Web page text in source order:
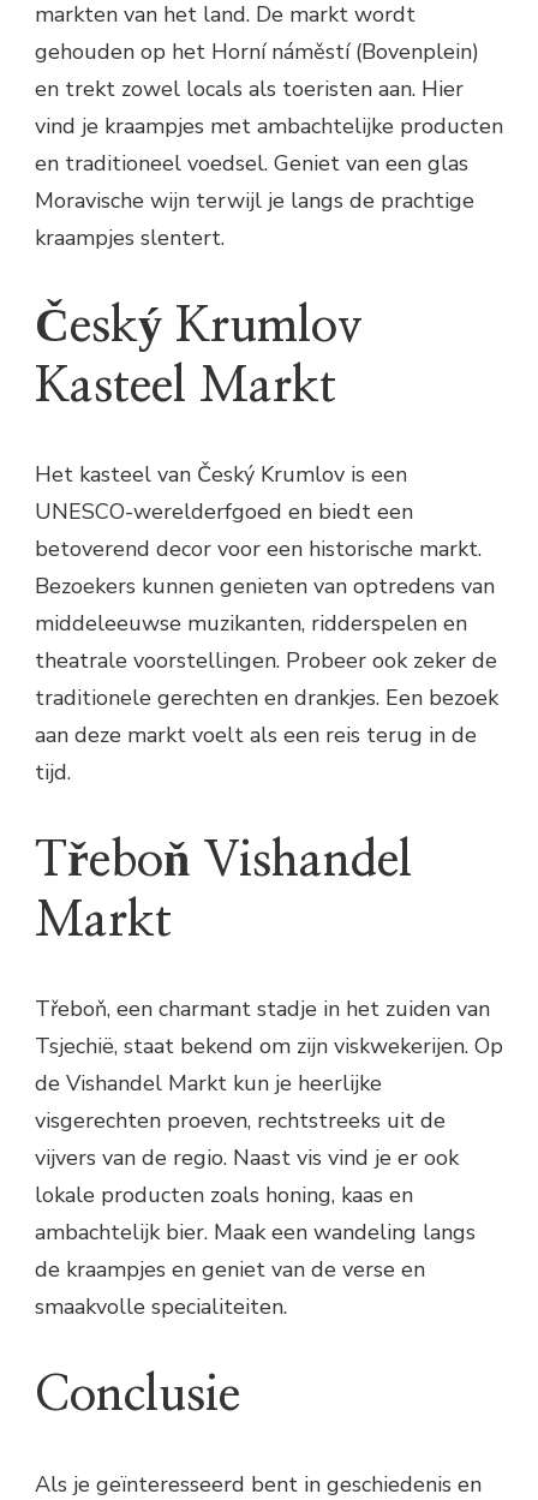
markten van het land. De markt wordt
gehouden op het Horní náměstí (Bovenplein)
en trekt zowel locals als toeristen aan. Hier
vind je kraampjes met ambachtelijke producten
en traditioneel voedsel. Geniet van een glas
Moravische wijn terwijl je langs de prachtige
kraampjes slentert.
Český Krumlov
Kasteel Markt
Het kasteel van Český Krumlov is een
UNESCO-werelderfgoed en biedt een
betoverend decor voor een historische markt.
Bezoekers kunnen genieten van optredens van
middeleeuwse muzikanten, ridderspelen en
theatrale voorstellingen. Probeer ook zeker de
traditionele gerechten en drankjes. Een bezoek
aan deze markt voelt als een reis terug in de
tijd.
Třeboň Vishandel
Markt
Třeboň, een charmant stadje in het zuiden van
Tsjechië, staat bekend om zijn viskwekerijen. Op
de Vishandel Markt kun je heerlijke
visgerechten proeven, rechtstreeks uit de
vijvers van de regio. Naast vis vind je er ook
lokale producten zoals honing, kaas en
ambachtelijk bier. Maak een wandeling langs
de kraampjes en geniet van de verse en
smaakvolle specialiteiten.
Conclusie
Als je geïnteresseerd bent in geschiedenis en